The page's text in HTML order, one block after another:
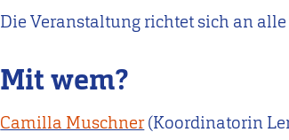
Die Veranstaltung richtet sich an
Mit wem?
Camilla Muschner(Koordinatorin